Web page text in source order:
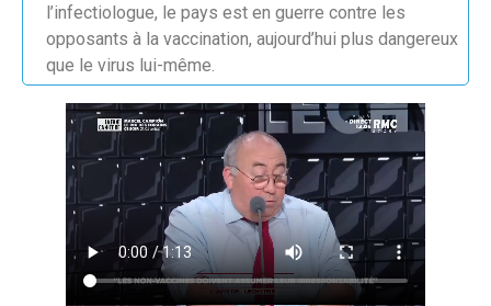
l’infectiologue, le pays est en guerre contre les
opposants à la vaccination, aujourd’hui plus dangereux
que le virus lui-même.